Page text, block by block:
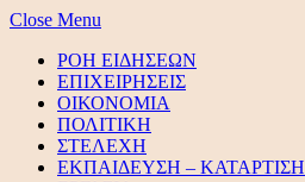
Close Menu
ΡΟΗ ΕΙΔΗΣΕΩΝ
ΕΠΙΧΕΙΡΗΣΕΙΣ
ΟΙΚΟΝΟΜΙΑ
ΠΟΛΙΤΙΚΗ
ΣΤΕΛΕΧΗ
ΕΚΠΑΙΔΕΥΣΗ – ΚΑΤΑΡΤΙΣΗ